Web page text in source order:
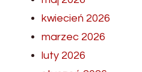
kwiecień 2026
marzec 2026
luty 2026